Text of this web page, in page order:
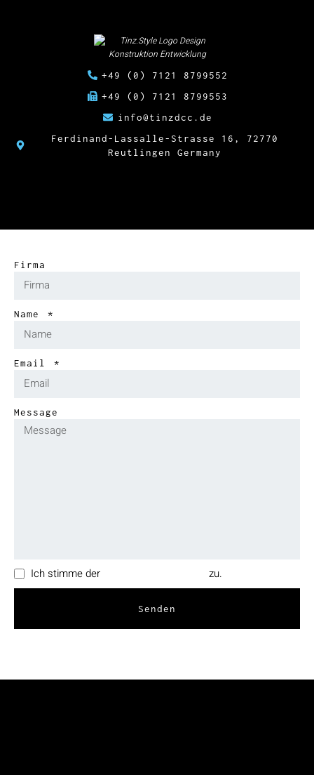
+49 (0) 7121 8799552
+49 (0) 7121 8799553
info@tinzdcc.de
Ferdinand-Lassalle-Strasse 16, 72770
Reutlingen Germany
Firma
Name
Email
Message
Ich stimme der zu.
Senden